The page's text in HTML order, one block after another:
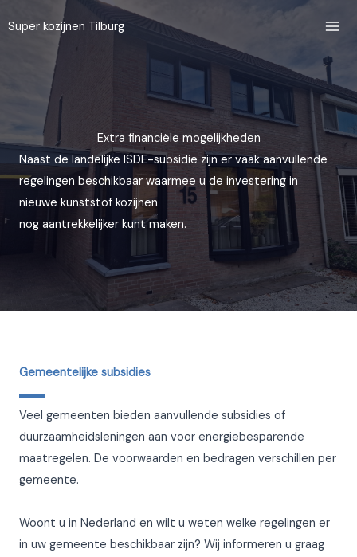
naar
Super kozijnen Tilburg
Extra financiële mogelijkheden
Naast de landelijke ISDE-subsidie zijn er vaak aanvullende
regelingen beschikbaar waarmee u de investering in
nieuwe kunststof kozijnen
nog aantrekkelijker kunt maken.
Gemeentelijke subsidies
Veel gemeenten bieden aanvullende subsidies of
duurzaamheidsleningen aan voor energiebesparende
maatregelen. De voorwaarden en bedragen verschillen per
gemeente.
Woont u in Nederland en wilt u weten welke regelingen er
in uw gemeente beschikbaar zijn? Wij informeren u graag